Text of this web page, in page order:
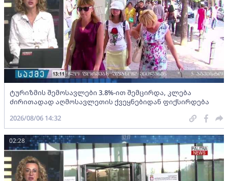
ტურიზმის შემოსავლები 3.8%-ით შემცირდა, კლება
ძირითადად აღმოსავლეთის ქვეყნებიდან ფიქსირდება
2026/08/06 14:32
02:28